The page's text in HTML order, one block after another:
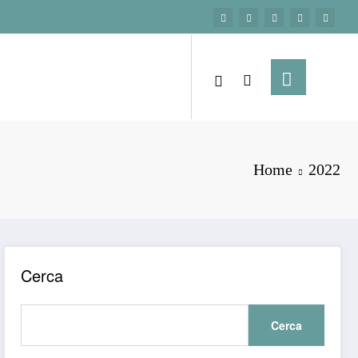
Home 2022
Cerca
Cerca